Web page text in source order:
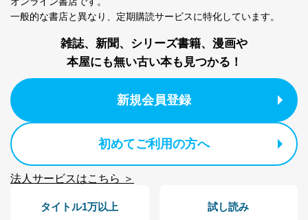
メール等により個人データの含まれるファイルを
送信する場合に、当該ファイルへのパスワードを
個人情報保護マネジメントシステムの継続的改善
当社は、内部監査及びマネジメントレビューの機会を通
じて、個人情報保護マネジメントシステムを継続的に改
善し、常に最良の状態を維持します。
ステムに関するご相談及び苦情については以下までご連
絡ください。
一般的な書店と異なり、 定期購読サービスに特化しています。
雑誌、新聞、シリーズ書籍、漫画や
本屋にも無い古い本も見つかる！
新規会員登録
初めてご利用の方へ
法人サービスはこちら ＞
タイトル1万以上 試し読み